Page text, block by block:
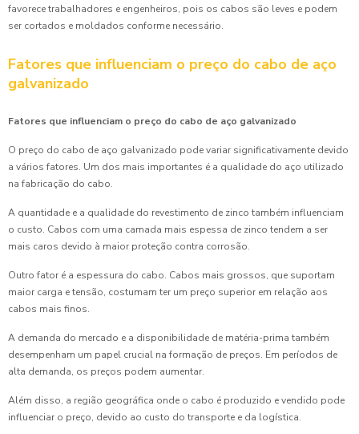
favorece trabalhadores e engenheiros, pois os cabos são leves e podem
ser cortados e moldados conforme necessário.
Fatores que influenciam o preço do cabo de aço
galvanizado
Fatores que influenciam o preço do cabo de aço galvanizado
O preço do cabo de aço galvanizado pode variar significativamente devido
a vários fatores. Um dos mais importantes é a qualidade do aço utilizado
na fabricação do cabo.
A quantidade e a qualidade do revestimento de zinco também influenciam
o custo. Cabos com uma camada mais espessa de zinco tendem a ser
mais caros devido à maior proteção contra corrosão.
Outro fator é a espessura do cabo. Cabos mais grossos, que suportam
maior carga e tensão, costumam ter um preço superior em relação aos
cabos mais finos.
A demanda do mercado e a disponibilidade de matéria-prima também
desempenham um papel crucial na formação de preços. Em períodos de
alta demanda, os preços podem aumentar.
Além disso, a região geográfica onde o cabo é produzido e vendido pode
influenciar o preço, devido ao custo do transporte e da logística.